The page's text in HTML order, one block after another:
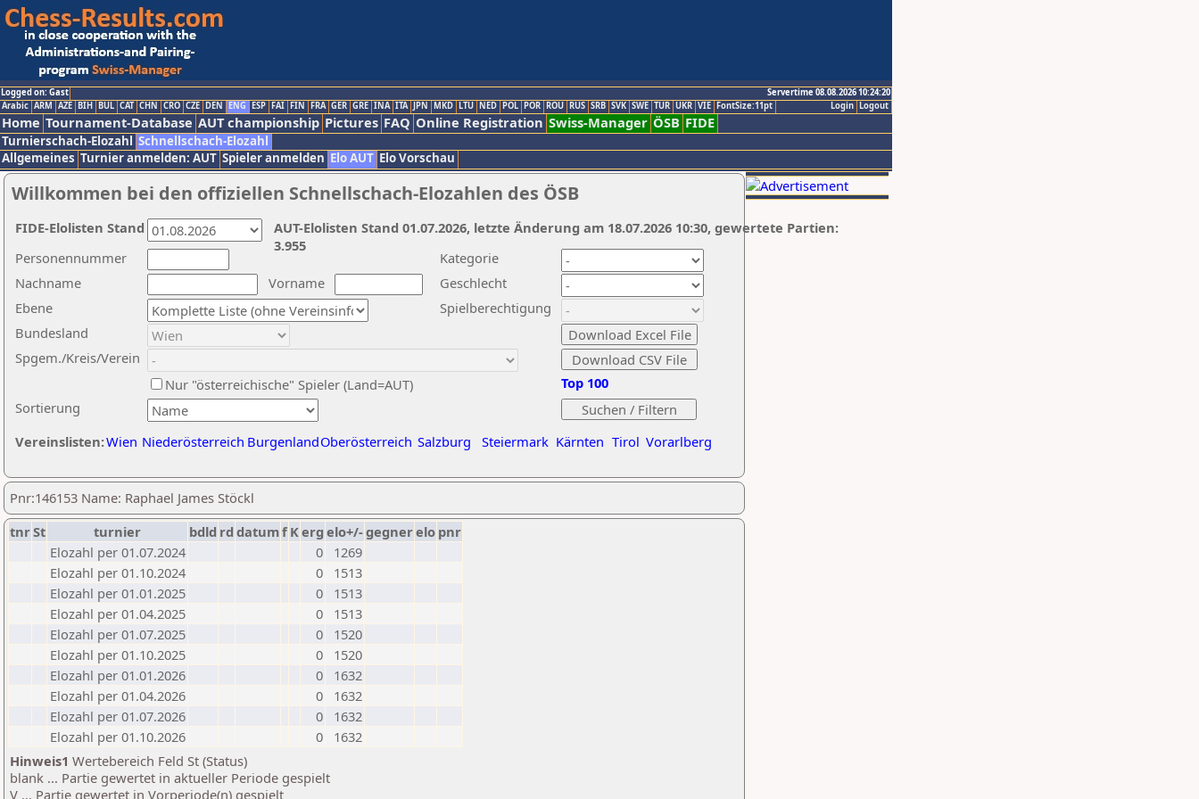
Logged on: Gast
Servertime 08.08.2026 10:24:20
Logout
Login
Arabic ARM AZE BIH BUL CAT CHN CRO CZE DEN ENG ESP FAI FIN FRA GER GRE INA ITA JPN MKD LTU NED POL POR ROU RUS SRB SVK SWE TUR UKR VIE FontSize:11pt
Home Tournament-Database AUT championship Pictures FAQ Online Registration Swiss-Manager ÖSB FIDE
Turnierschach-Elozahl Schnellschach-Elozahl
Allgemeines Turnier anmelden: AUT Spieler anmelden Elo AUT Elo Vorschau
Willkommen bei den offiziellen Schnellschach-Elozahlen des ÖSB
Nachname
Vorname
Ebene
Kategorie
Sortierung
Personennummer
Bundesland
Spgem./Kreis/Verein
Geschlecht
Nur "österreichische" Spieler (Land=AUT)
Spielberechtigung
Vereinslisten:Wien Niederösterreich BurgenlandOberösterreich Salzburg Steiermark Kärnten Tirol Vorarlberg
Top 100
AUT-Elolisten Stand 01.07.2026, letzte Änderung am 18.07.2026 10:30, gewertete Partien:
3.955
FIDE-Elolisten Stand
Pnr:146153 Name: Raphael James Stöckl
tnrSt turnier bdld rd datumf Kerg elo+/-gegnerelo pnr
Elozahl per 01.07.2024
0
1269
Elozahl per 01.10.2024
0
1513
Elozahl per 01.01.2025
0
1513
Elozahl per 01.04.2025
0
1513
Elozahl per 01.07.2025
0
1520
Elozahl per 01.10.2025
0
1520
Elozahl per 01.01.2026
0
1632
Elozahl per 01.04.2026
0
1632
Elozahl per 01.07.2026
0
1632
Elozahl per 01.10.2026
0
1632
Hinweis1 Wertebereich Feld St (Status)
blank ... Partie gewertet in aktueller Periode gespielt
V ... Partie gewertet in Vorperiode(n) gespielt